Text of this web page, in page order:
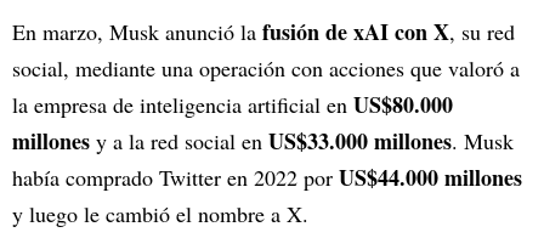
En marzo, Musk anunció la fusión de xAI con X, su red
social, mediante una operación con acciones que valoró a
la empresa de inteligencia artificial en US$80.000
millones y a la red social en US$33.000 millones. Musk
había comprado Twitter en 2022 por US$44.000 millones
y luego le cambió el nombre a X.